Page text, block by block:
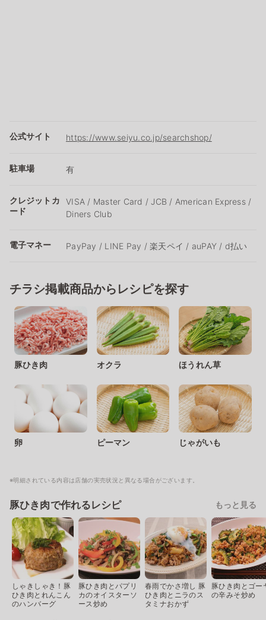
公式サイト https://www.seiyu.co.jp/searchshop/
駐車場 有
クレジットカ
ード
VISA / Master Card / JCB / American Express /
Diners Club
電子マネー PayPay / LINE Pay / 楽天ペイ / auPAY / d払い
チラシ掲載商品からレシピを探す
豚ひき肉 オクラ ほうれん草
卵 ピーマン じゃがいも
※明細されている内容は店舗の実売状況と異なる場合がございます。
豚ひき肉で作れるレシピ もっと見る
しゃきしゃき！豚
ひき肉とれんこん
のハンバーグ
豚ひき肉とパプリ
カのオイスターソ
ース炒め
春雨でかさ増し 豚
ひき肉とニラのス
タミナおかず
豚ひき肉とゴー
の辛みそ炒め